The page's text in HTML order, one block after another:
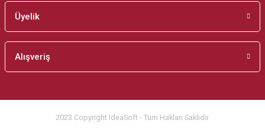
Üyelik
Alışveriş
2023 Copyright IdeaSoft - Tüm Hakları Saklıdır.